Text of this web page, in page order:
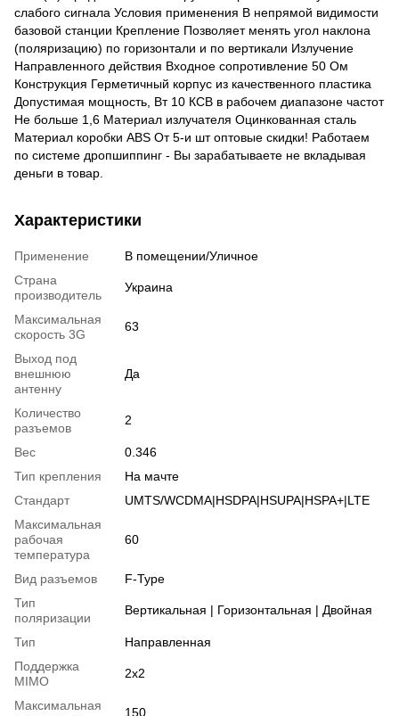
слабого сигнала Условия применения В непрямой видимости
базовой станции Крепление Позволяет менять угол наклона
(поляризацию) по горизонтали и по вертикали Излучение
Направленного действия Входное сопротивление 50 Ом
Конструкция Герметичный корпус из качественного пластика
Допустимая мощность, Вт 10 КСВ в рабочем диапазоне частот
Не больше 1,6 Материал излучателя Оцинкованная сталь
Материал коробки ABS От 5-и шт оптовые скидки! Работаем
по системе дропшиппинг - Вы зарабатываете не вкладывая
деньги в товар.
Характеристики
Применение
В помещении/Уличное
Страна
производитель
Украина
Максимальная
скорость 3G
63
Выход под
внешнюю
антенну
Да
Количество
разъемов
2
Вес
0.346
Тип крепления
На мачте
Стандарт
UMTS/WCDMA|HSDPA|HSUPA|HSPA+|LTE
Максимальная
рабочая
температура
60
Вид разъемов
F-Type
Тип
поляризации
Вертикальная | Горизонтальная | Двойная
Тип
Направленная
Поддержка
MIMO
2x2
Максимальная
150